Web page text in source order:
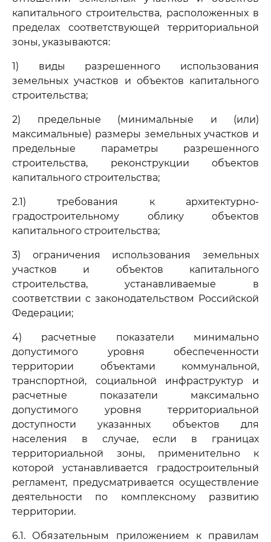
капитального строительства, расположенных в
пределах соответствующей территориальной
зоны, указываются:
1) виды разрешенного использования
земельных участков и объектов капитального
строительства;
2) предельные (минимальные и (или)
максимальные) размеры земельных участков и
предельные параметры разрешенного
строительства, реконструкции объектов
капитального строительства;
2.1) требования к архитектурно-
градостроительному облику объектов
капитального строительства;
3) ограничения использования земельных
участков и объектов капитального
строительства, устанавливаемые в
соответствии с законодательством Российской
Федерации;
4) расчетные показатели минимально
допустимого уровня обеспеченности
территории объектами коммунальной,
транспортной, социальной инфраструктур и
расчетные показатели максимально
допустимого уровня территориальной
доступности указанных объектов для
населения в случае, если в границах
территориальной зоны, применительно к
которой устанавливается градостроительный
регламент, предусматривается осуществление
деятельности по комплексному развитию
территории.
6.1. Обязательным приложением к правилам